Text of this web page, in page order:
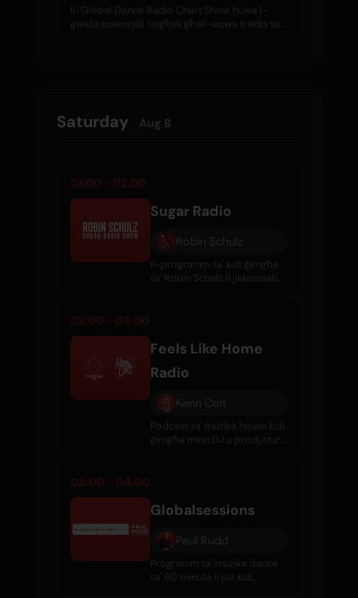
Il-Global Dance Radio Chart Show huwa l-
gwida essenzjali tiegħek għall-aqwa trakks ta'
Saturday Aug 8
01:00 - 02:00
Sugar Radio
Robin Schulz
Il-programm ta' kull ġimgħa
ta' Robin Schulz li jikkonsisti
02:00 - 03:00
Feels Like Home
Radio
Kenn Colt
Podcast ta' mużika house kull
ġimgħa minn DJ u produttur
03:00 - 04:00
Globalsessions
Paul Rudd
Programm ta' mużika dance
ta' 60 minuta li jsir kull